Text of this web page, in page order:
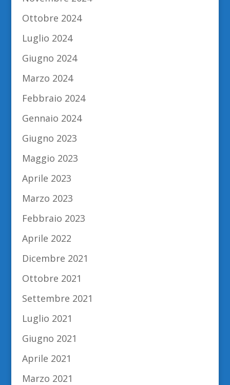
Ottobre 2024
Luglio 2024
Giugno 2024
Marzo 2024
Febbraio 2024
Gennaio 2024
Giugno 2023
Maggio 2023
Aprile 2023
Marzo 2023
Febbraio 2023
Aprile 2022
Dicembre 2021
Ottobre 2021
Settembre 2021
Luglio 2021
Giugno 2021
Aprile 2021
Marzo 2021